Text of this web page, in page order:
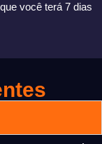
você terá 7 dias